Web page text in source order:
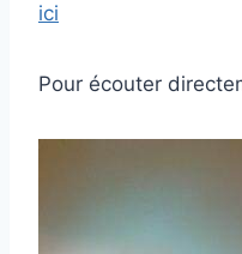
ici
Pour écouter